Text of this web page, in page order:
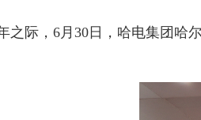
之际，6月30日，哈电集团